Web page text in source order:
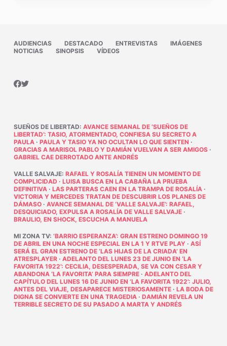
AUDIENCIAS DESTACADO ENTREVISTAS
IMÁGENES
NOTICIAS
SINOPSIS VÍDEOS
SUEÑOS DE LIBERTAD: AVANCE SEMANAL DE ‘SUEÑOS DE
LIBERTAD’: TASIO, ATORMENTADO, CONFIESA SU SECRETO A
PAULA· PAULA Y TASIO YA NO OCULTAN LO QUE SIENTEN ·
GRACIAS A MARISOL PABLO Y DAMIÁN VUELVAN A SER AMIGOS·
GABRIEL CAE DERROTADO ANTE ANDRÉS
VALLE SALVAJE: RAFAEL Y ROSALÍA TIENEN UN MOMENTO DE
COMPLICIDAD · LUISA BUSCA EN LA CABAÑA LA PRUEBA
DEFINITIVA· LAS PARTERAS CAEN EN LA TRAMPA DE ROSALÍA·
VICTORIA Y MERCEDES TRATAN DE DESCUBRIR LOS PLANES DE
DÁMASO· AVANCE SEMANAL DE ‘VALLE SALVAJE’: RAFAEL,
DESQUICIADO, EXPULSA A ROSALÍA DE VALLE SALVAJE·
BRAULIO, EN SHOCK, ESCUCHA A MANUELA
MI ZONA TV: ‘BARRIO ESPERANZA’: GRAN ESTRENO DOMINGO 19
DE ABRIL EN UNA NOCHE ESPECIAL EN LA 1 Y RTVE PLAY· ASÍ
SERÁ EL GRAN ESTRENO DE ‘LAS HIJAS DE LA CRIADA’ EN
ATRESPLAYER· ADELANTO DEL LUNES 23 DE JUNIO EN ‘LA
FAVORITA 1922’: CECILIA, DESESPERADA, SE VA CON CESAR Y
ABANDONA ‘LA FAVORITA’ PARA SIEMPRE· ADELANTO DEL
CAPÍTULO DEL LUNES 16 DE JUNIO EN ‘LA FAVORITA 1922’: JULIO,
ANTES DEL VIAJE, DESAPARECE MISTERIOSAMENTE· LA BODA DE
DIGNA SE CONVIERTE EN UNA TRAGEDIA· DAMIÁN REVELA UN
TERRIBLE SECRETO DE SU PASADO A MARTA Y ANDRÉS